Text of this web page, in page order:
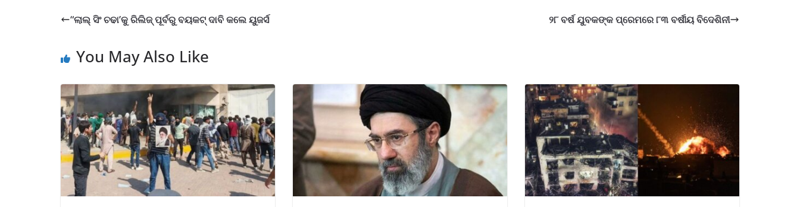
“ଲାଲ୍ ସିଂ ଚଢା’କୁ ରିଲିଜ୍ ପୂର୍ବରୁ ବୟକଟ୍ ଦାବି କଲେ ୟୁଜର୍ସ ୨୮ ବର୍ଷ ଯୁବକଙ୍କ ପ୍ରେମରେ ୮୩ ବର୍ଷୀୟ ବିଦେଶିନୀ
You May Also Like